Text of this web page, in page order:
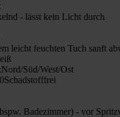
- lässt kein Licht durch
leicht feuchten Tuch sanft
Nord/Süd/West/Ost
Schadstofffrei
Badezimmer) - vor